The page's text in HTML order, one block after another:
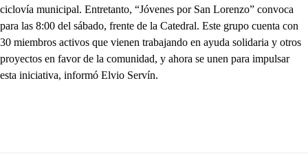
ciclovía municipal. Entretanto, “Jóvenes por San Lorenzo” convoca
para las 8:00 del sábado, frente de la Catedral. Este grupo cuenta con
30 miembros activos que vienen trabajando en ayuda solidaria y otros
proyectos en favor de la comunidad, y ahora se unen para impulsar
esta iniciativa, informó Elvio Servín.